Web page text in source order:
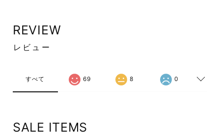
REVIEW
レビュー
すべて 69 8 0
SALE ITEMS